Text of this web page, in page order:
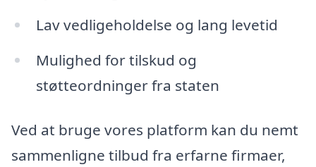
Lav vedligeholdelse og lang levetid
Mulighed for tilskud og
støtteordninger fra staten
Ved at bruge vores platform kan du nemt
sammenligne tilbud fra erfarne firmaer,